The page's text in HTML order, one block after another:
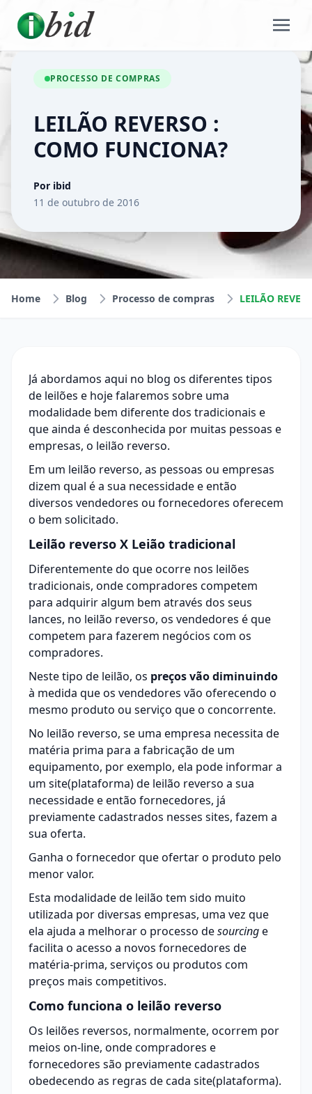
PROCESSO DE COMPRAS
LEILÃO REVERSO :
COMO FUNCIONA?
Por ibid
11 de outubro de 2016
Home Blog Processo de compras
Já abordamos aqui no blog os diferentes tipos
de leilões e hoje falaremos sobre uma
modalidade bem diferente dos tradicionais e
que ainda é desconhecida por muitas pessoas e
empresas, o leilão reverso.
Em um leilão reverso, as pessoas ou empresas
dizem qual é a sua necessidade e então
diversos vendedores ou fornecedores oferecem
o bem solicitado.
Leilão reverso X Leião tradicional
Diferentemente do que ocorre nos leilões
tradicionais, onde compradores competem
para adquirir algum bem através dos seus
lances, no leilão reverso, os vendedores é que
competem para fazerem negócios com os
compradores.
Neste tipo de leilão, os preços vão diminuindo
à medida que os vendedores vão oferecendo o
mesmo produto ou serviço que o concorrente.
No leilão reverso, se uma empresa necessita de
matéria prima para a fabricação de um
equipamento, por exemplo, ela pode informar a
um site(plataforma) de leilão reverso a sua
necessidade e então fornecedores, já
previamente cadastrados nesses sites, fazem a
sua oferta.
Ganha o fornecedor que ofertar o produto pelo
menor valor.
Esta modalidade de leilão tem sido muito
utilizada por diversas empresas, uma vez que
ela ajuda a melhorar o processo desourcinge
facilita o acesso a novos fornecedores de
matéria-prima, serviços ou produtos com
preços mais competitivos.
Como funciona o leilão reverso
Os leilões reversos, normalmente, ocorrem por
meios on-line, onde compradores e
fornecedores são previamente cadastrados
obedecendo as regras de cada site(plataforma).